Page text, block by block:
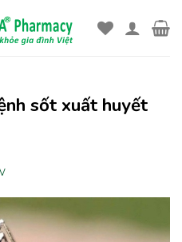
sốt xuất huyết